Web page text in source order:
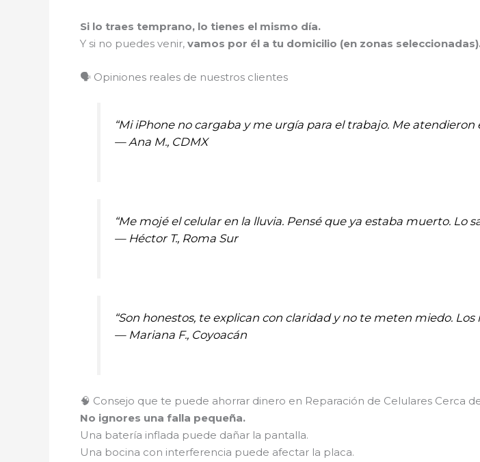
Si lo traes temprano, lo tienes el mismo día.
Y si no puedes venir, vamos por él a tu domicilio (en zonas
🗣️ Opiniones reales de nuestros clientes
“Mi iPhone no cargaba y me urgía para el trabajo. Me
— Ana M., CDMX
“Me mojé el celular en la lluvia. Pensé que ya estaba muerto. Lo
— Héctor T., Roma Sur
“Son honestos, te explican con claridad y no te meten miedo. Los
— Mariana F., Coyoacán
🧠 Consejo que te puede ahorrar dinero en Reparación de Celulares Cerca
No ignores una falla pequeña.
Una batería inflada puede dañar la pantalla.
Una bocina con interferencia puede afectar la placa.